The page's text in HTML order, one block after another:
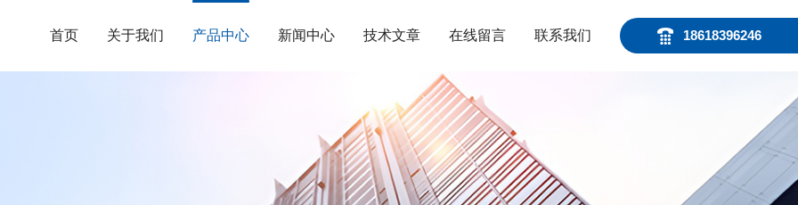
18618396246
首页 关于我们 产品中心 新闻中心 技术文章 在线留言 联系我们